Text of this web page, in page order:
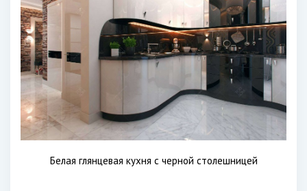
Белая глянцевая кухня с черной столешницей